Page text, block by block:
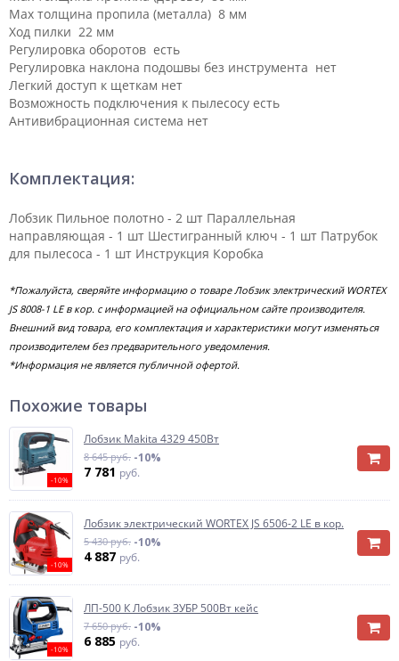
Мах толщина пропила (металла) 8 мм
Ход пилки 22 мм
Регулировка оборотов есть
Регулировка наклона подошвы без инструмента нет
Легкий доступ к щеткам нет
Возможность подключения к пылесосу есть
Антивибрационная система нет
Комплектация:
Лобзик Пильное полотно - 2 шт Параллельная
направляющая - 1 шт Шестигранный ключ - 1 шт Патрубок
для пылесоса - 1 шт Инструкция Коробка
*Пожалуйста, сверяйте информацию о товаре Лобзик электрический WORTEX
JS 8008-1 LE в кор. с информацией на официальном сайте производителя.
Внешний вид товара, его комплектация и характеристики могут изменяться
производителем без предварительного уведомления.
*Информация не является публичной офертой.
Похожие товары
-10%
Лобзик Makita 4329 450Вт
8 645 руб. -10%
7 781 руб.
-10%
Лобзик электрический WORTEX JS 6506-2 LE в кор.
5 430 руб. -10%
4 887 руб.
-10%
ЛП-500 К Лобзик ЗУБР 500Вт кейс
7 650 руб. -10%
6 885 руб.